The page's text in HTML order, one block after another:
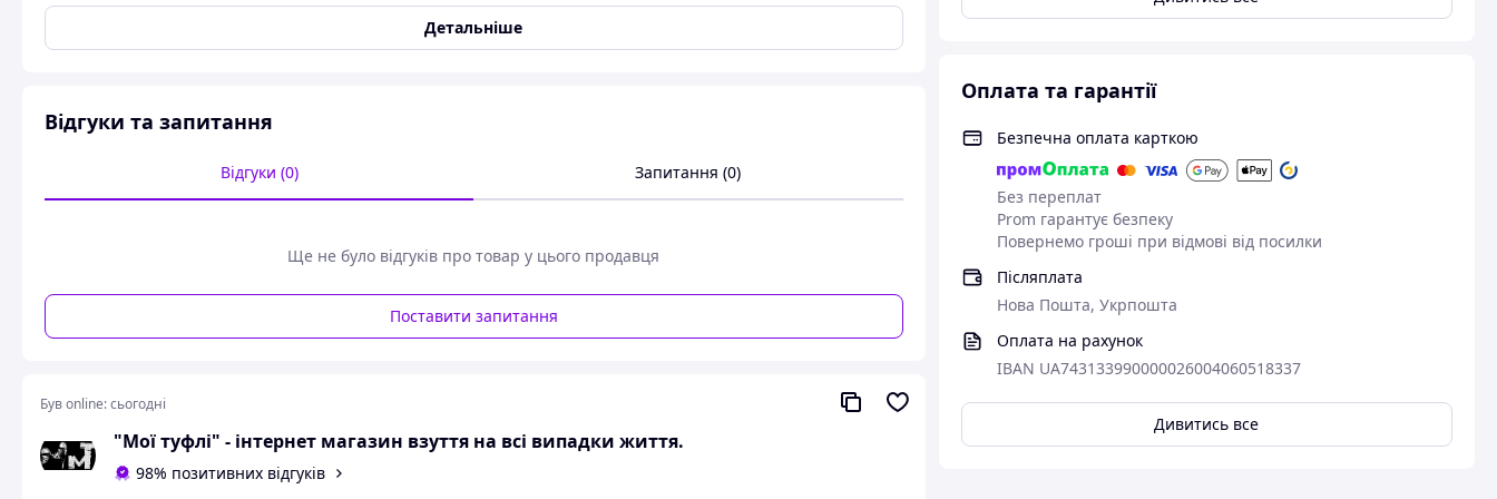
Оплата та гарантії
Безпечна оплата карткою
Без переплат
Prom гарантує безпеку
Повернемо гроші при відмові від посилки
Післяплата
Нова Пошта, Укрпошта
Оплата на рахунок
IBAN UA743133990000026004060518337
Дивитись все
Розмір чоловічого взуття
50
Колір
Матеріал підкладки
Вид устілки
Піно-латексна
Так
Антиковзка підошва
Так
Вікова група
Додаткові характеристики
Детальніше
Відгуки та запитання
Відгуки (0) Запитання (0)
Ще не було відгуків про товар у цього продавця
Поставити запитання
Був online:сьогодні
"Мої туфлі" - інтернет магазин взуття на всі випадки життя.
98% позитивних відгуків